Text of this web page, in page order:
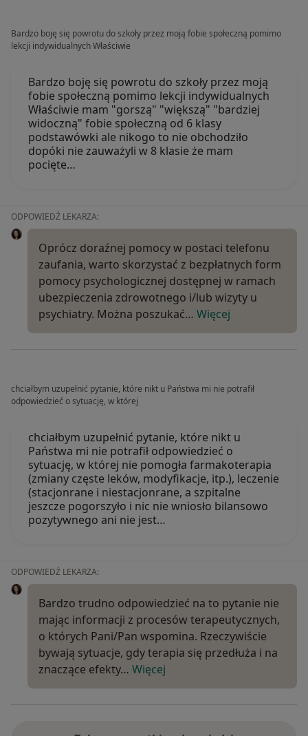
Bardzo boję się powrotu do szkoły przez moją fobie społeczną pomimo
lekcji indywidualnych Właściwie
Bardzo boję się powrotu do szkoły przez moją
fobie społeczną pomimo lekcji indywidualnych
Właściwie mam "gorszą" "większą" "bardziej
widoczną" fobie społeczną od 6 klasy
podstawówki ale nikogo to nie obchodziło
dopóki nie zauważyli w 8 klasie że mam
pocięte…
ODPOWIEDŹ LEKARZA:
Oprócz doraźnej pomocy w postaci telefonu
zaufania, warto skorzystać z bezpłatnych form
pomocy psychologicznej dostępnej w ramach
ubezpieczenia zdrowotnego i/lub wizyty u
psychiatry. Można poszukać… Więcej
chciałbym uzupełnić pytanie, które nikt u Państwa mi nie potrafił
odpowiedzieć o sytuację, w której
chciałbym uzupełnić pytanie, które nikt u
Państwa mi nie potrafił odpowiedzieć o
sytuację, w której nie pomogła farmakoterapia
(zmiany częste leków, modyfikacje, itp.), leczenie
(stacjonrane i niestacjonrane, a szpitalne
jeszcze pogorszyło i nic nie wniosło bilansowo
pozytywnego ani nie jest…
ODPOWIEDŹ LEKARZA:
Bardzo trudno odpowiedzieć na to pytanie nie
mając informacji z procesów terapeutycznych,
o których Pani/Pan wspomina. Rzeczywiście
bywają sytuacje, gdy terapia się przedłuża i na
znaczące efekty… Więcej